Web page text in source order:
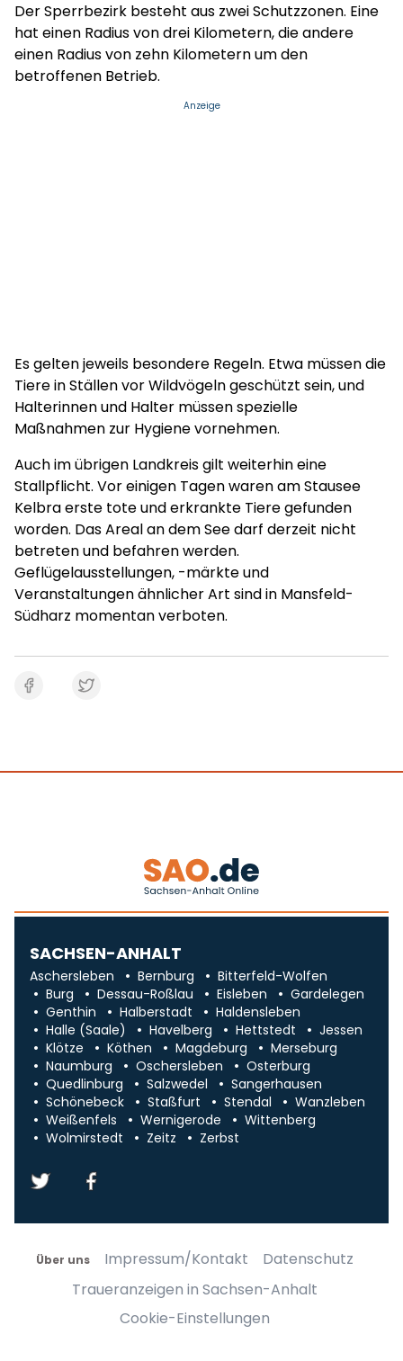
Der Sperrbezirk besteht aus zwei Schutzzonen. Eine
hat einen Radius von drei Kilometern, die andere
einen Radius von zehn Kilometern um den
betroffenen Betrieb.
Anzeige
Es gelten jeweils besondere Regeln. Etwa müssen die
Tiere in Ställen vor Wildvögeln geschützt sein, und
Halterinnen und Halter müssen spezielle
Maßnahmen zur Hygiene vornehmen.
Auch im übrigen Landkreis gilt weiterhin eine
Stallpflicht. Vor einigen Tagen waren am Stausee
Kelbra erste tote und erkrankte Tiere gefunden
worden. Das Areal an dem See darf derzeit nicht
betreten und befahren werden.
Geflügelausstellungen, -märkte und
Veranstaltungen ähnlicher Art sind in Mansfeld-
Südharz momentan verboten.
SACHSEN-ANHALT
Aschersleben Bernburg
Bitterfeld-Wolfen
Burg
Dessau-Roßlau Eisleben
Gardelegen
Genthin
Halberstadt
Haldensleben
Halle (Saale)
Havelberg Hettstedt
Jessen
Klötze
Köthen Magdeburg
Merseburg
Naumburg
Oschersleben
Osterburg
Quedlinburg
Salzwedel
Sangerhausen
Schönebeck
Staßfurt Stendal
Wanzleben
Weißenfels
Wernigerode
Wittenberg
Wolmirstedt
Zeitz Zerbst
Über uns Impressum/Kontakt
Datenschutz
Traueranzeigen in Sachsen-Anhalt
Cookie-Einstellungen